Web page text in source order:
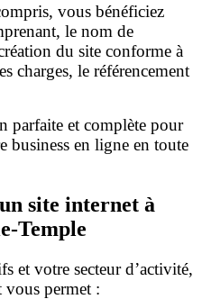
vous bénéficiez
le nom de
du site conforme à
charges, le référencement
parfaite et complète pour
business en ligne en toute
site internet à
Temple
et votre secteur d’activité,
vous permet :